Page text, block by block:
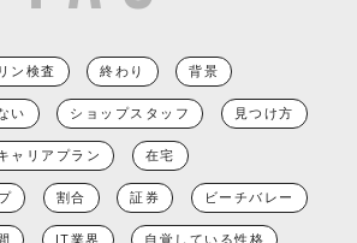
ン検査 終わり 背景
い ショップスタッフ 見つけ方
ャリアプラン 在宅
割合 証券 ビーチバレー